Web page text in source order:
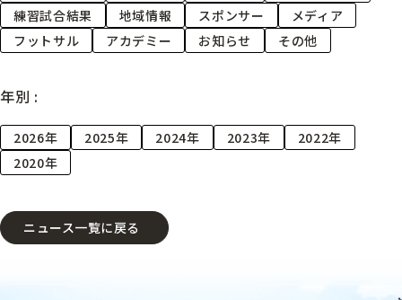
練習試合結果
地域情報 スポンサー
メディア
フットサル
アカデミー お知らせ その他
年別 :
2026年 2025年 2024年 2023年
2022年
2020年
ニュース一覧に戻る